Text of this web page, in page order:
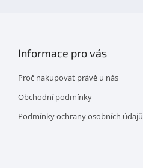
Informace pro vás
Proč nakupovat právě u nás
Obchodní podmínky
Podmínky ochrany osobních údajů